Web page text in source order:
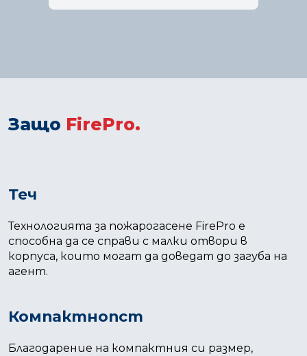
Защо FirePro.
Теч
Технологията за пожарогасене FirePro е
способна да се справи с малки отвори в
корпуса, които могат да доведат до загуба на
агент.
Компактнопст
Благодарение на компактния си размер,